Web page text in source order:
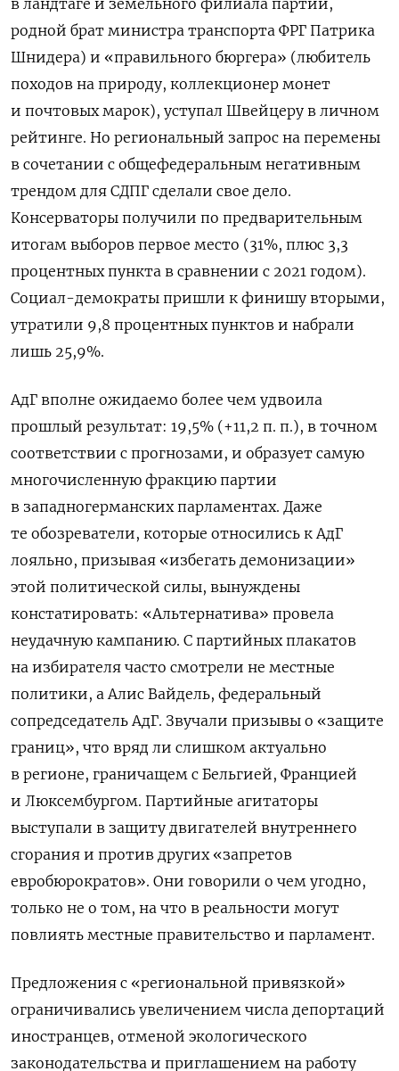
родной брат министра транспорта ФРГ Патрика
Шнидера) и «правильного бюргера» (любитель
походов на природу, коллекционер монет
и почтовых марок), уступал Швейцеру в личном
рейтинге. Но региональный запрос на перемены
в сочетании с общефедеральным негативным
трендом для СДПГ сделали свое дело.
Консерваторы получили по предварительным
итогам выборов первое место (31%, плюс 3,3
процентных пункта в сравнении с 2021 годом).
Социал-демократы пришли к финишу вторыми,
утратили 9,8 процентных пунктов и набрали
лишь 25,9%.
АдГ вполне ожидаемо более чем удвоила
прошлый результат: 19,5% (+11,2 п. п.), в точном
соответствии с прогнозами, и образует самую
многочисленную фракцию партии
в западногерманских парламентах. Даже
те обозреватели, которые относились к АдГ
лояльно, призывая «избегать демонизации»
этой политической силы, вынуждены
констатировать: «Альтернатива» провела
неудачную кампанию. С партийных плакатов
на избирателя часто смотрели не местные
политики, а Алис Вайдель, федеральный
сопредседатель АдГ. Звучали призывы о «защите
границ», что вряд ли слишком актуально
в регионе, граничащем с Бельгией, Францией
и Люксембургом. Партийные агитаторы
выступали в защиту двигателей внутреннего
сгорания и против других «запретов
евробюрократов». Они говорили о чем угодно,
только не о том, на что в реальности могут
повлиять местные правительство и парламент.
Предложения с «региональной привязкой»
ограничивались увеличением числа депортаций
иностранцев, отменой экологического
законодательства и приглашением на работу